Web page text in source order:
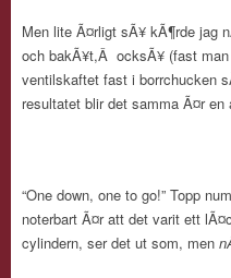
Men lite Ã¤rligt sÃ¥ kÃ¶rde jag
och bakÃ¥t,Â ocksÃ¥ (fast
ventilskaftet fast i borrchucken
resultatet blir det samma Ã¤r
“One down, one to go!” Topp
noterbart Ã¤r att det varit ett
cylindern, ser det ut som, men